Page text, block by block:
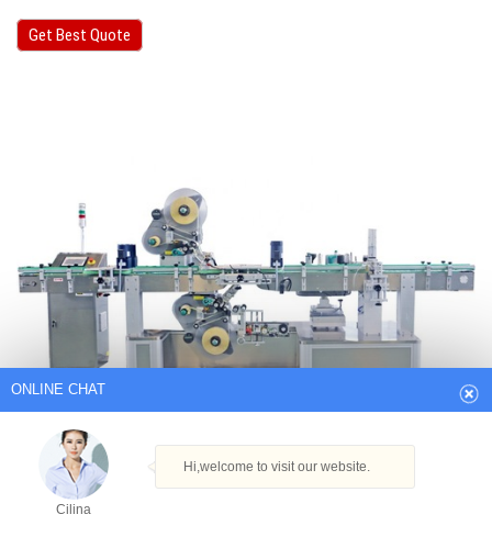
Get Best Quote
ONLINE CHAT
Hi,welcome to visit our website.
Cilina